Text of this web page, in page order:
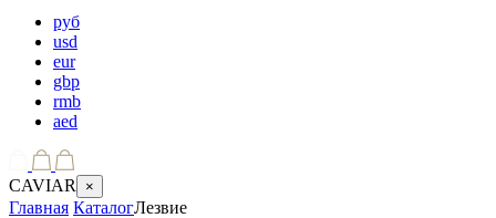
руб
usd
eur
gbp
rmb
aed
CAVIAR ×
Главная КаталогЛезвие